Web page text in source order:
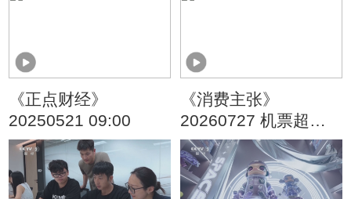
《正点财经》
20250521 09:00
《消费主张》
20260727 机票超售
与高额退票费，是否
触碰公平消费底线？